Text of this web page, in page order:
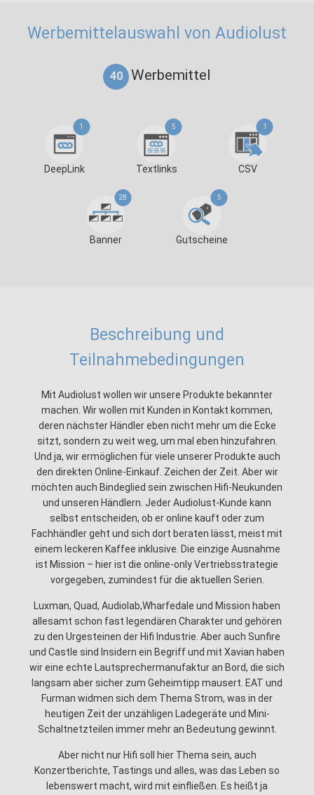
Werbemittelauswahl von Audiolust
40 Werbemittel
1
DeepLink
5
Textlinks
1
CSV
28
Banner
5
Gutscheine
Beschreibung und
Teilnahmebedingungen
Mit Audiolust wollen wir unsere Produkte bekannter
machen. Wir wollen mit Kunden in Kontakt kommen,
deren nächster Händler eben nicht mehr um die Ecke
sitzt, sondern zu weit weg, um mal eben hinzufahren.
Und ja, wir ermöglichen für viele unserer Produkte auch
den direkten Online-Einkauf. Zeichen der Zeit. Aber wir
möchten auch Bindeglied sein zwischen Hifi-Neukunden
und unseren Händlern. Jeder Audiolust-Kunde kann
selbst entscheiden, ob er online kauft oder zum
Fachhändler geht und sich dort beraten lässt, meist mit
einem leckeren Kaffee inklusive. Die einzige Ausnahme
ist Mission – hier ist die online-only Vertriebsstrategie
vorgegeben, zumindest für die aktuellen Serien.
Luxman, Quad, Audiolab,Wharfedale und Mission haben
allesamt schon fast legendären Charakter und gehören
zu den Urgesteinen der Hifi Industrie. Aber auch Sunfire
und Castle sind Insidern ein Begriff und mit Xavian haben
wir eine echte Lautsprechermanufaktur an Bord, die sich
langsam aber sicher zum Geheimtipp mausert. EAT und
Furman widmen sich dem Thema Strom, was in der
heutigen Zeit der unzähligen Ladegeräte und Mini-
Schaltnetzteilen immer mehr an Bedeutung gewinnt.
Aber nicht nur Hifi soll hier Thema sein, auch
Konzertberichte, Tastings und alles, was das Leben so
lebenswert macht, wird mit einfließen. Es heißt ja